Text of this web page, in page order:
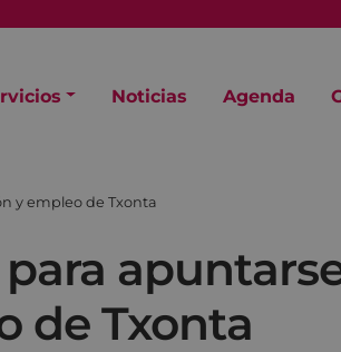
Noticias Agenda
y empleo de Txonta
de Txonta